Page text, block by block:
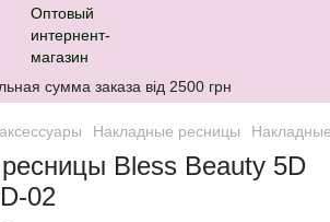
сумма заказа від 2500 грн
Накладные ресницы
Bless Beauty 5D
02